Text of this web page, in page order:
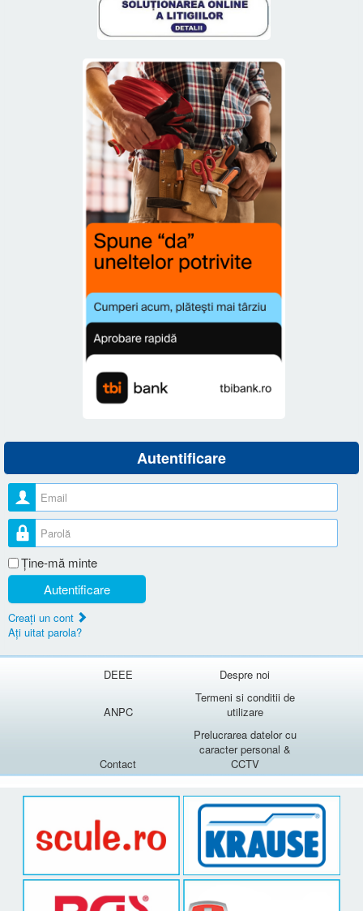
Autentificare
Nume utilizator
Parolă
Ţine-mă minte
Autentificare
Creaţi un cont
Aţi uitat parola?
DEEE Despre noi
ANPC
Termeni si conditii de
utilizare
Contact
Prelucrarea datelor cu
caracter personal &
CCTV